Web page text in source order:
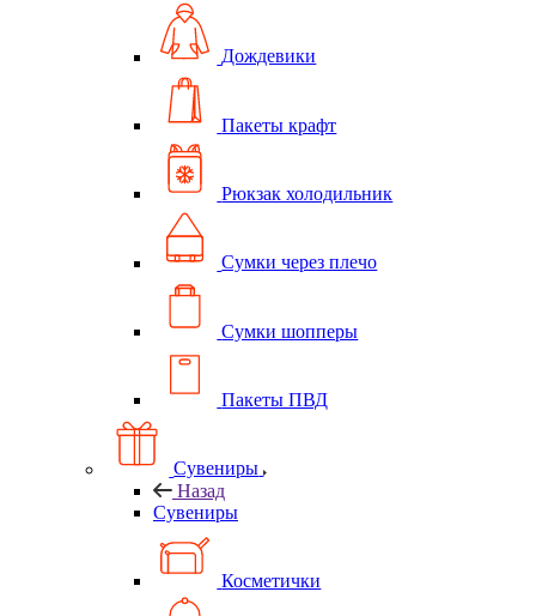
Дождевики
Пакеты крафт
Рюкзак холодильник
Сумки через плечо
Сумки шопперы
Пакеты ПВД
Сувениры
Назад
Сувениры
Косметички